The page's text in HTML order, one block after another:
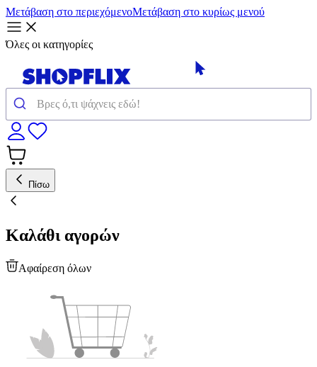
Μετάβαση στο περιεχόμενοΜετάβαση στο κυρίως μενού
Όλες οι κατηγορίες
Πίσω
Καλάθι αγορών
Αφαίρεση όλων